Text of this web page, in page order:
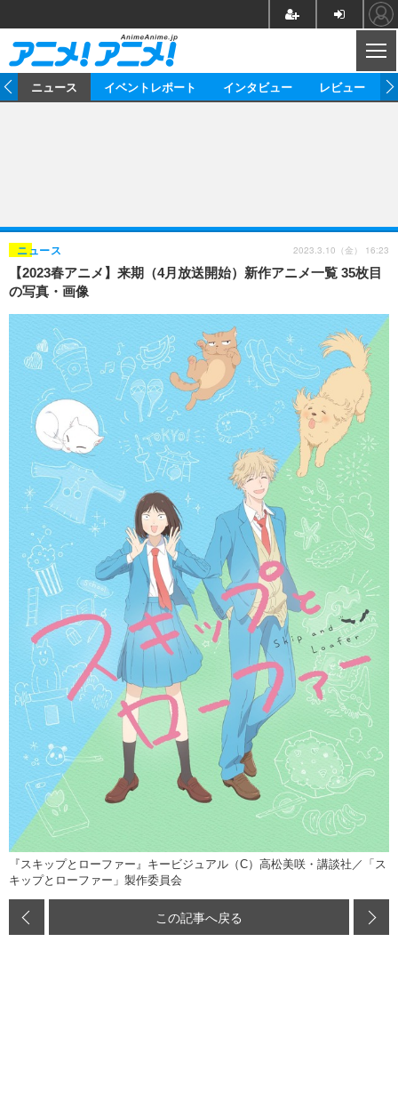
ゲーム グッズ
海外イベント ビジネス
俳優・タレント アーティスト
ビジネス
アニメ 実写
書評 イベント
ゲーム 座談会
動画
アニメ 映画/ドラマ
アニメ！アニメ！TV ABEMA Cafe
連載・コラム
ニュース イベントレポート インタビュー レビュー
【2023春アニメ】来期（4月放送開始）新作アニメ一覧 35枚目
の写真・画像
ニュース 2023.3.10（金） 16:23
『スキップとローファー』キービジュアル（C）高松美咲・講談社／「ス
キップとローファー」製作委員会
この記事へ戻る